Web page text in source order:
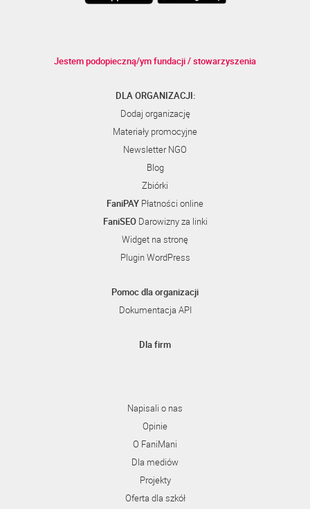
Jestem podopieczną/ym fundacji / stowarzyszenia
DLA ORGANIZACJI:
Dodaj organizację
Materiały promocyjne
Newsletter NGO
Blog
Zbiórki
FaniPAY Płatności online
FaniSEODarowizny za linki
Widget na stronę
Plugin WordPress
Pomoc dla organizacji
Dokumentacja API
Dla firm
Napisali o nas
Opinie
O FaniMani
Dla mediów
Projekty
Oferta dla szkół